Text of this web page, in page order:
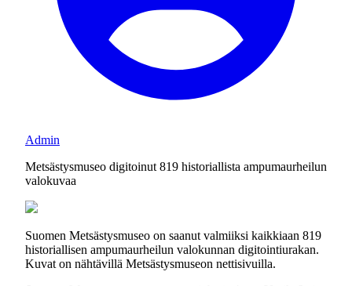
Admin
Metsästysmuseo digitoinut 819 historiallista ampumaurheilun
valokuvaa
Suomen Metsästysmuseo on saanut valmiiksi kaikkiaan 819
historiallisen ampumaurheilun valokunnan digitointiurakan.
Kuvat on nähtävillä Metsästysmuseon nettisivuilla.